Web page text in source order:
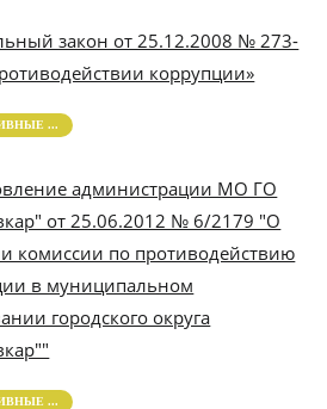
закон от 25.12.2008 № 273-
коррупции»
...
администрации МО ГО
от 25.06.2012 № 6/2179 "О
комиссии по противодействию
в муниципальном
городского округа
...